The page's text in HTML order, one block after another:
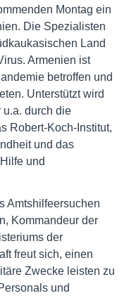
Montag ein
Die Spezialisten
Land
Armenien ist
betroffen und
Unterstützt wird
durch die
Robert-Koch-Institut,
und das
und
Amtshilfeersuchen
Kommandeur der
der
freut sich, einen
Zwecke leisten zu
und